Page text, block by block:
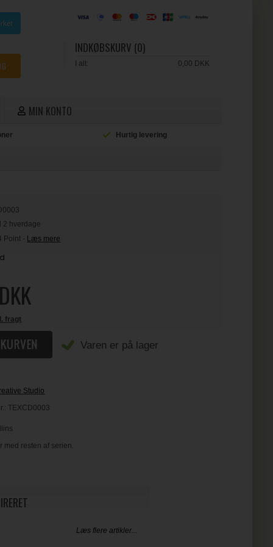
INDKØBSKURV (0)
I alt: 0,00 DKK
MIN KONTO
Hurtig levering
2 hverdage
Point - Læs mere
DKK
fragt
Varen er på lager
Studio
TEXCD0003
med resten af serien.
Læs flere artikler...